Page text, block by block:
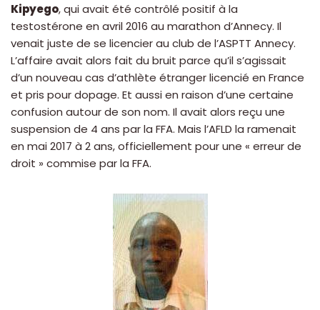
Kipyego, qui avait été contrôlé positif à la
testostérone en avril 2016 au marathon d’Annecy. Il
venait juste de se licencier au club de l’ASPTT Annecy.
L’affaire avait alors fait du bruit parce qu’il s’agissait
d’un nouveau cas d’athlète étranger licencié en France
et pris pour dopage. Et aussi en raison d’une certaine
confusion autour de son nom. Il avait alors reçu une
suspension de 4 ans par la FFA. Mais l’AFLD la ramenait
en mai 2017 à 2 ans, officiellement pour une « erreur de
droit » commise par la FFA.